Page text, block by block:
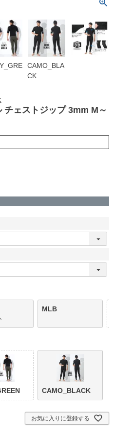
CAMO_BLA
CK
ェストジップ 3mm M～
MLB
CAMO_BLACK
お気に入りに登録する